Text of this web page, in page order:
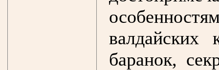
валдайских
баранок,